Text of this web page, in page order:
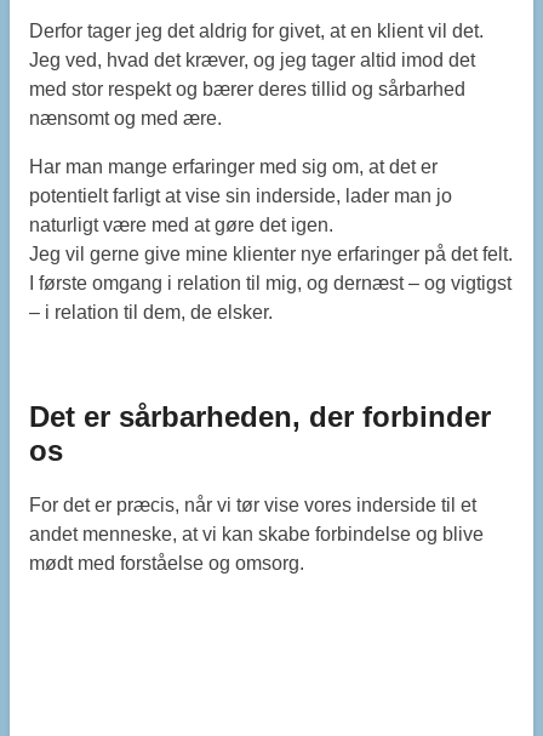
Derfor tager jeg det aldrig for givet, at en klient vil det.
Jeg ved, hvad det kræver, og jeg tager altid imod det
med stor respekt og bærer deres tillid og sårbarhed
nænsomt og med ære.
Har man mange erfaringer med sig om, at det er
potentielt farligt at vise sin inderside, lader man jo
naturligt være med at gøre det igen.
Jeg vil gerne give mine klienter nye erfaringer på det felt.
I første omgang i relation til mig, og dernæst – og vigtigst
– i relation til dem, de elsker.
Det er sårbarheden, der forbinder
os
For det er præcis, når vi tør vise vores inderside til et
andet menneske, at vi kan skabe forbindelse og blive
mødt med forståelse og omsorg.